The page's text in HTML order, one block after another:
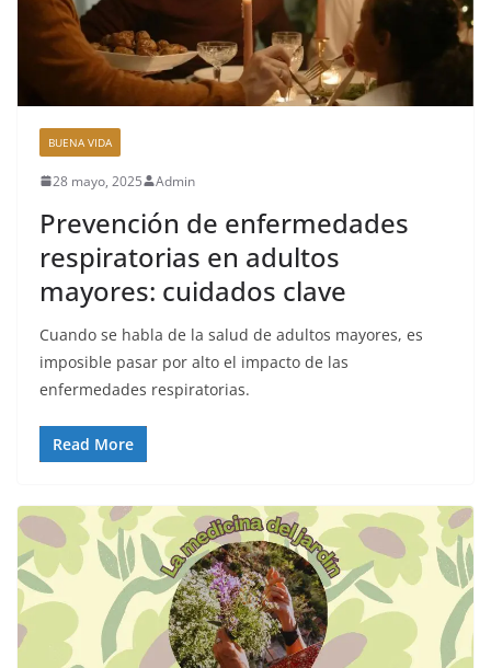
BUENA VIDA
28 mayo, 2025 Admin
Prevención de enfermedades
respiratorias en adultos
mayores: cuidados clave
Cuando se habla de la salud de adultos mayores, es
imposible pasar por alto el impacto de las
enfermedades respiratorias.
Read More